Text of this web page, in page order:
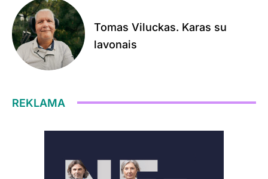
Tomas Viluckas. Karas su
lavonais
REKLAMA